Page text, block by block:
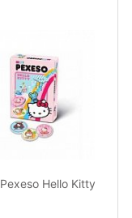
Hello Kitty